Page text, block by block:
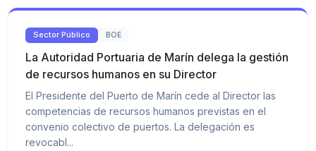
Sector Público BOE
La Autoridad Portuaria de Marín delega la gestión
de recursos humanos en su Director
El Presidente del Puerto de Marín cede al Director las
competencias de recursos humanos previstas en el
convenio colectivo de puertos. La delegación es
revocabl...